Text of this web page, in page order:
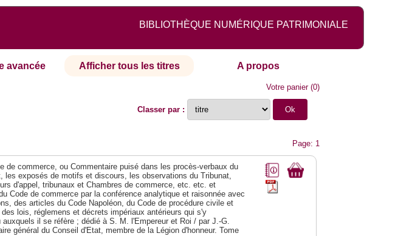
BIBLIOTHÈQUE NUMÉRIQUE PATRIMONIALE
avancée Afficher tous les titres A propos
Votre panier(0)
Classer par :
Page: 1
de commerce, ou Commentaire puisé dans les procès-verbaux du
les exposés de motifs et discours, les observations du Tribunat,
d'appel, tribunaux et Chambres de commerce, etc. etc. et
Code de commerce par la conférence analytique et raisonnée avec
des articles du Code Napoléon, du Code de procédure civile et
des lois, réglemens et décrets impériaux antérieurs qui s'y
auxquels il se réfère ; dédié à S. M. l'Empereur et Roi / par J.-G.
général du Conseil d'Etat, membre de la Légion d'honneur. Tome